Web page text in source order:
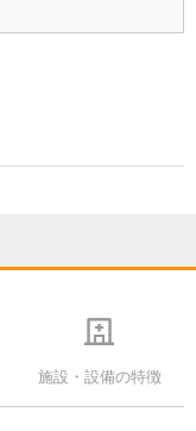
施設・設備の特徴